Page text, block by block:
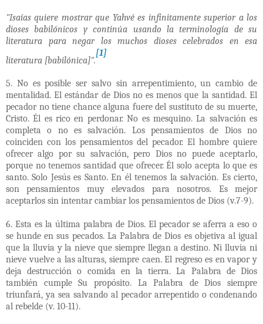
"Isaías quiere mostrar que Yahvé es infinitamente superior a los
dioses babilónicos y continúa usando la terminología de su
literatura para negar los muchos dioses celebrados en esa
literatura [babilónica]".
[1]
5. No es posible ser salvo sin arrepentimiento, un cambio de
mentalidad. El estándar de Dios no es menos que la santidad. El
pecador no tiene chance alguna fuere del sustituto de su muerte,
Cristo. Él es rico en perdonar. No es mesquino. La salvación es
completa o no es salvación. Los pensamientos de Dios no
coinciden con los pensamientos del pecador. El hombre quiere
ofrecer algo por su salvación, pero Dios no puede aceptarlo,
porque no tenemos santidad que ofrecer. Él solo acepta lo que es
santo. Solo Jesús es Santo. En él tenemos la salvación. Es cierto,
son pensamientos muy elevados para nosotros. Es mejor
aceptarlos sin intentar cambiar los pensamientos de Dios (v.7-9).
6. Esta es la última palabra de Dios. El pecador se aferra a eso o
se hunde en sus pecados. La Palabra de Dios es objetiva al igual
que la lluvia y la nieve que siempre llegan a destino. Ni lluvia ni
nieve vuelve a las alturas, siempre caen. El regreso es en vapor y
deja destrucción o comida en la tierra. La Palabra de Dios
también cumple Su propósito. La Palabra de Dios siempre
triunfará, ya sea salvando al pecador arrepentido o condenando
al rebelde (v. 10-11).